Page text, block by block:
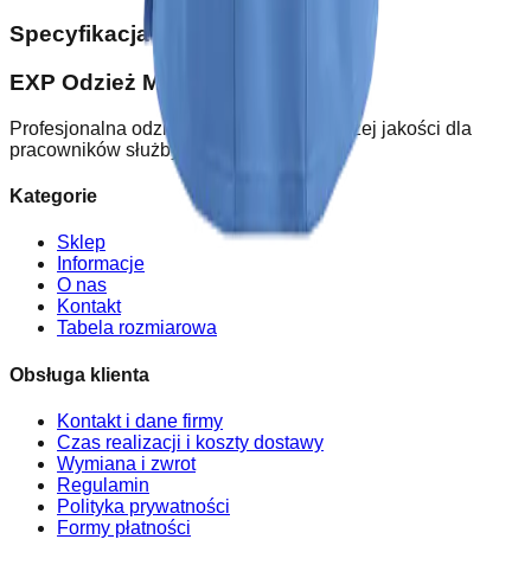
Specyfikacja techniczna
EXP Odzież Medyczna
Profesjonalna odzież medyczna najwyższej jakości dla
pracowników służby zdrowia.
Kategorie
Sklep
Informacje
O nas
Kontakt
Tabela rozmiarowa
Obsługa klienta
Kontakt i dane firmy
Czas realizacji i koszty dostawy
Wymiana i zwrot
Regulamin
Polityka prywatności
Formy płatności